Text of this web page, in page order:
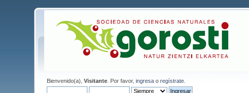
Bienvenido(a),Visitante . Por favor,ingresa oregístrate